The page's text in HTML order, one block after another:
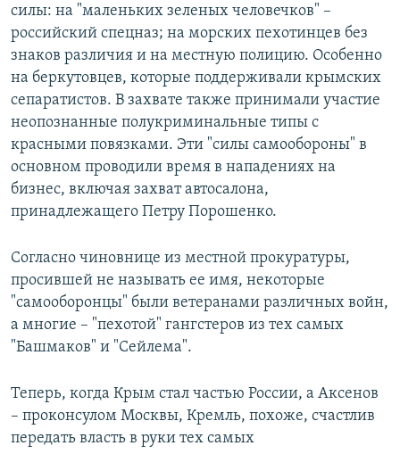
силы: на "маленьких зеленых человечков" –
российский спецназ; на морских пехотинцев без
знаков различия и на местную полицию. Особенно
на беркутовцев, которые поддерживали крымских
сепаратистов. В захвате также принимали участие
неопознанные полукриминальные типы с
красными повязками. Эти "силы самообороны" в
основном проводили время в нападениях на
бизнес, включая захват автосалона,
принадлежащего Петру Порошенко.
Согласно чиновнице из местной прокуратуры,
просившей не называть ее имя, некоторые
"самооборонцы" были ветеранами различных войн,
а многие – "пехотой" гангстеров из тех самых
"Башмаков" и "Сейлема".
Теперь, когда Крым стал частью России, а Аксенов
– проконсулом Москвы, Кремль, похоже, счастлив
передать власть в руки тех самых